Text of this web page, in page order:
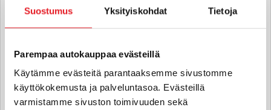
Suostumus Yksityiskohdat Tietoja
Parempaa autokauppaa evästeillä
Käytämme evästeitä parantaaksemme sivustomme
käyttökokemusta ja palveluntasoa. Evästeillä
varmistamme sivuston toimivuuden sekä
Automyyjä FI | EN
mikko.manninen@rintajouppi.fi